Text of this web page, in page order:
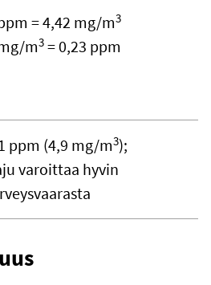
= 4,42 mg/m3
m3 = 0,23 ppm
ppm (4,9 mg/m3);
varoittaa hyvin